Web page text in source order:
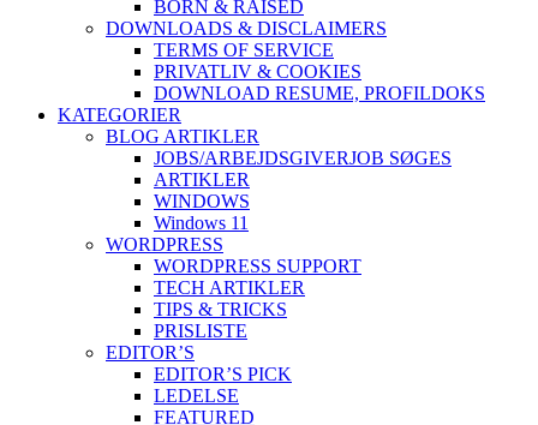
BORN & RAISED
DOWNLOADS & DISCLAIMERS
TERMS OF SERVICE
PRIVATLIV & COOKIES
DOWNLOAD RESUME, PROFILDOKS
KATEGORIER
BLOG ARTIKLER
JOBS/ARBEJDSGIVERJOB SØGES
ARTIKLER
WINDOWS
Windows 11
WORDPRESS
WORDPRESS SUPPORT
TECH ARTIKLER
TIPS & TRICKS
PRISLISTE
EDITOR’S
EDITOR’S PICK
LEDELSE
FEATURED